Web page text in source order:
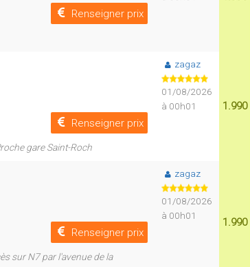
Renseigner prix
Renseigner prix
gare Saint-Roch
zagaz
01/08/2026
à 00h01
1.990
Renseigner prix
sur N7 par l'avenue de la
zagaz
01/08/2026
à 00h01
1.990